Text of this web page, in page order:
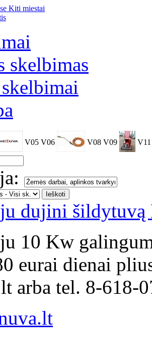
Kiti miestai
skelbimas
V05 V06 V08 V09 V11
dujini
10 Kw
eurai dienai
arba tel. 8-618-